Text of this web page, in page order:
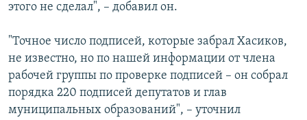
этого не сделал", – добавил он.
"Точное число подписей, которые забрал Хасиков,
не известно, но по нашей информации от члена
рабочей группы по проверке подписей – он собрал
порядка 220 подписей депутатов и глав
муниципальных образований", – уточнил